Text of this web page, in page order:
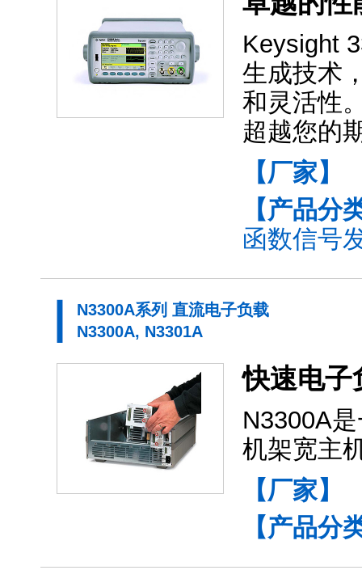
Keysight
生成技术
和灵活性
超越您的
【厂家】
【产品分
函数信号
N3300A系列 直流电子负载
N3300A, N3301A
快速电子
N3300A
机架宽主
【厂家】
【产品分